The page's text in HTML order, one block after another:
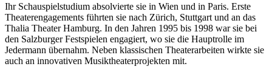
Ihr Schauspielstudium absolvierte sie in Wien und in Paris. Erste
Theaterengagements führten sie nach Zürich, Stuttgart und an das
Thalia Theater Hamburg. In den Jahren 1995 bis 1998 war sie bei
den Salzburger Festspielen engagiert, wo sie die Hauptrolle im
Jedermann übernahm. Neben klassischen Theaterarbeiten wirkte sie
auch an innovativen Musiktheaterprojekten mit.